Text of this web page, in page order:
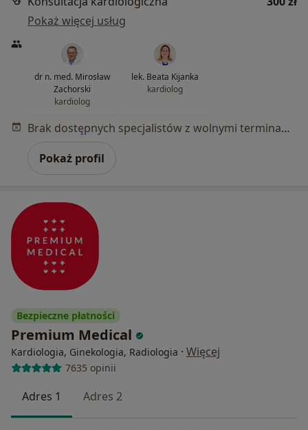
Pokaż więcej usług
dr n. med. Mirosław
Zachorski
kardiolog
lek. Beata Kijanka
kardiolog
Brak dostępnych specjalistów z wolnymi terminami w tym centrum medycznym.
Pokaż profil
Bezpieczne płatności
Premium Medical
Kardiologia, Ginekologia, Radiologia · Więcej
7635 opinii
Adres 1 Adres 2